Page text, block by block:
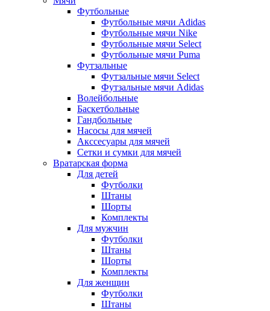
Футбольные
Футбольные мячи Adidas
Футбольные мячи Nike
Футбольные мячи Select
Футбольные мячи Puma
Футзальные
Футзальные мячи Select
Футзальные мячи Adidas
Волейбольные
Баскетбольные
Гандбольные
Насосы для мячей
Акссесуары для мячей
Сетки и сумки для мячей
Вратарская форма
Для детей
Футболки
Штаны
Шорты
Комплекты
Для мужчин
Футболки
Штаны
Шорты
Комплекты
Для женщин
Футболки
Штаны